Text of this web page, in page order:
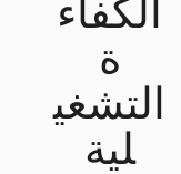
الكفاء
ة
التشغي
لية